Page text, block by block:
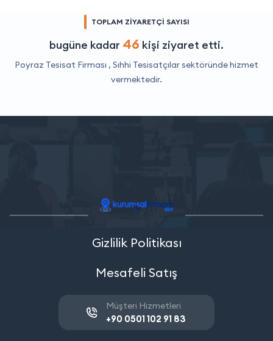
TOPLAM ZİYARETÇİ SAYISI
bugüne kadar 46 kişi ziyaret etti.
Poyraz Tesisat Firması , Sıhhi Tesisatçılarsektöründe hizmet
vermektedir.
Gizlilik Politikası
Mesafeli Satış
Müşteri Hizmetleri
+90 0501 102 91 83